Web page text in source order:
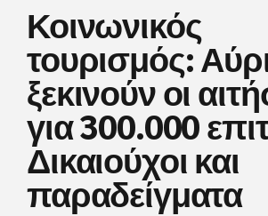
Κοινωνικός
τουρισμός:
ξεκινούν οι
για 300.000
Δικαιούχοι και
παραδείγματα